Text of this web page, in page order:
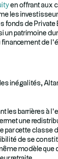
en offrant aux
les
fonds de Private
un patrimoine
de
inégalités,
les barrières à
une
par cette classe
de se
modèle que